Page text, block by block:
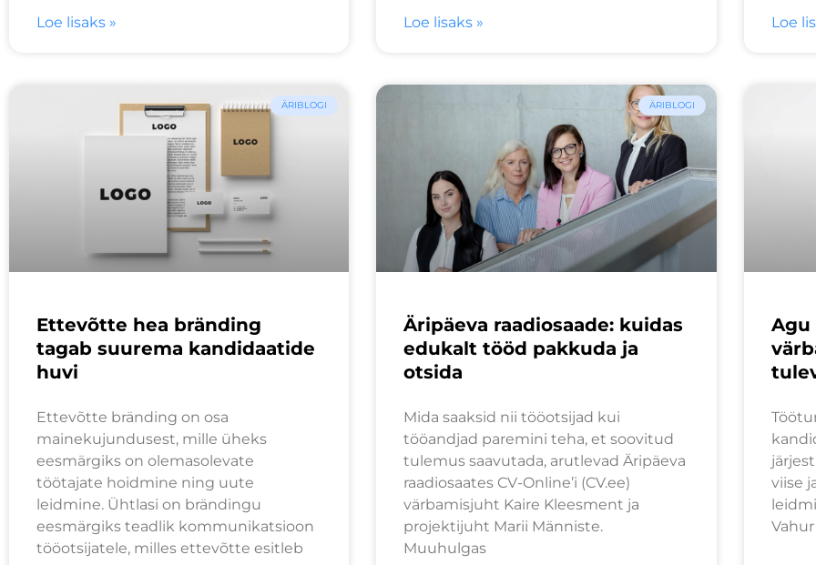
Loe lisaks » Loe lisaks » Loe
ÄRIBLOGI
Ettevõtte hea bränding
tagab suurema kandidaatide
huvi
Ettevõtte bränding on osa
mainekujundusest, mille üheks
eesmärgiks on olemasolevate
töötajate hoidmine ning uute
leidmine. Ühtlasi on brändingu
eesmärgiks teadlik kommunikatsioon
tööotsijatele, milles ettevõtte esitleb
ÄRIBLOGI
Äripäeva raadiosaade: kuidas
edukalt tööd pakkuda ja
otsida
Mida saaksid nii tööotsijad kui
tööandjad paremini teha, et soovitud
tulemus saavutada, arutlevad Äripäeva
raadiosaates CV-Online’i (CV.ee)
värbamisjuht Kaire Kleesment ja
projektijuht Marii Männiste.
Muuhulgas
Agu
viise